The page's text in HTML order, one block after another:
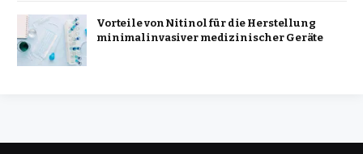
Vorteile von Nitinol für die Herstellung
minimalinvasiver medizinischer Geräte